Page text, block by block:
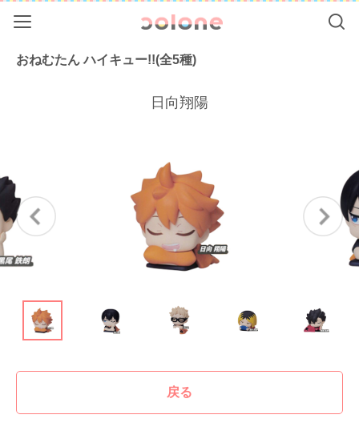
colone（
おねむたん ハイキュー!!(全5種)
日向翔陽
戻る